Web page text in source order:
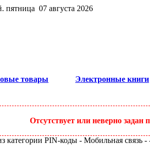
пятница 07 августа 2026
товары
Электронные книги
Отсутствует или неверно задан
PIN-коды - Мобильная связь